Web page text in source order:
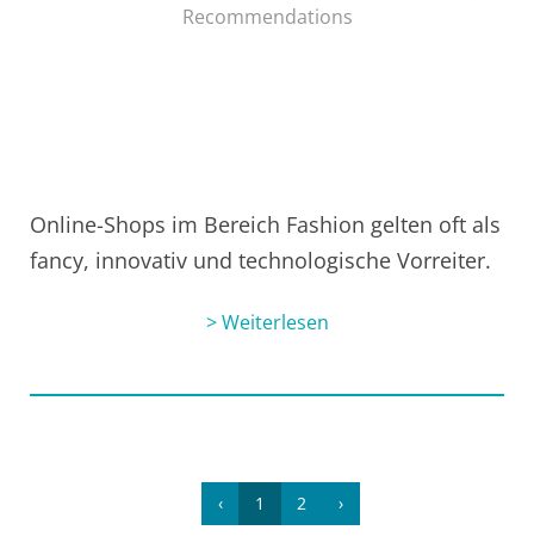
Recommendations
Online-Shops im Bereich Fashion gelten oft als
fancy, innovativ und technologische Vorreiter.
> Weiterlesen
‹ 1 2 ›